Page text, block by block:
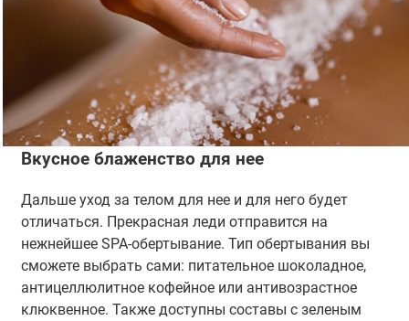
Вкусное блаженство для нее
Дальше уход за телом для нее и для него будет
отличаться. Прекрасная леди отправится на
нежнейшее SPA-обертывание. Тип обертывания вы
сможете выбрать сами: питательное шоколадное,
антицеллюлитное кофейное или антивозрастное
клюквенное. Также доступны составы с зеленым